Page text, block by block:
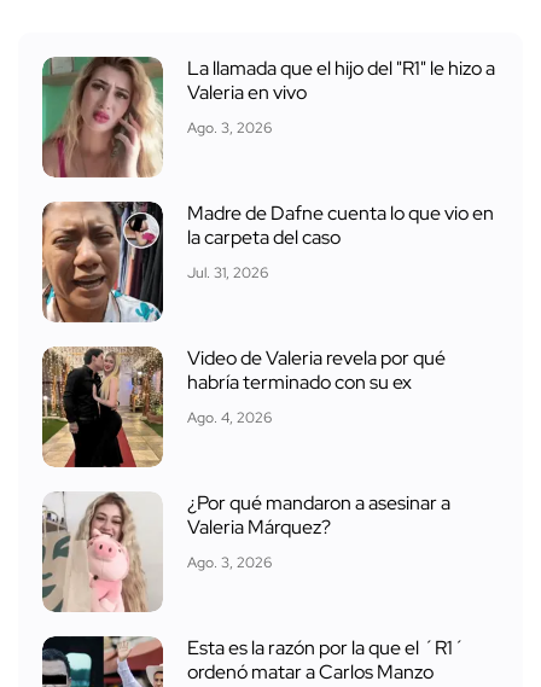
La llamada que el hijo del "R1" le hizo a
Valeria en vivo
Ago. 3, 2026
Madre de Dafne cuenta lo que vio en
la carpeta del caso
Jul. 31, 2026
Video de Valeria revela por qué
habría terminado con su ex
Ago. 4, 2026
¿Por qué mandaron a asesinar a
Valeria Márquez?
Ago. 3, 2026
Esta es la razón por la que el ´R1´
ordenó matar a Carlos Manzo